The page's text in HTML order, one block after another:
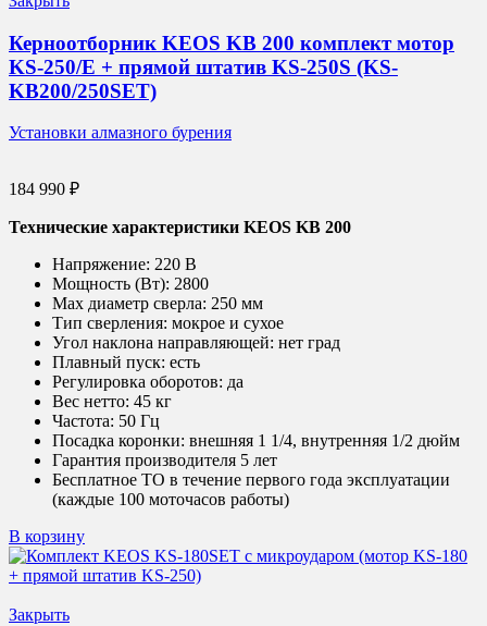
Керноотборник KEOS KB 200 комплект мотор
KS-250/E + прямой штатив KS-250S (KS-
KB200/250SET)
Установки алмазного бурения
184 990 ₽
Технические характеристики KEOS KB 200
Напряжение: 220 В
Мощность (Вт): 2800
Max диаметр сверла: 250 мм
Тип сверления: мокрое и сухое
Угол наклона направляющей: нет град
Плавный пуск: есть
Регулировка оборотов: да
Вес нетто: 45 кг
Частота: 50 Гц
Посадка коронки: внешняя 1 1/4, внутренняя 1/2 дюйм
Гарантия производителя 5 лет
Бесплатное ТО в течение первого года эксплуатации
(каждые 100 моточасов работы)
В корзину
Закрыть